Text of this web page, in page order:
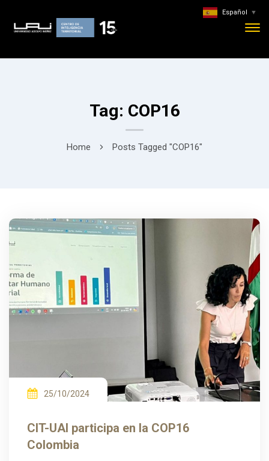
Tag: COP16
Home Posts Tagged "COP16"
25/10/2024
CIT-UAI participa en la COP16
Colombia
Español ▼